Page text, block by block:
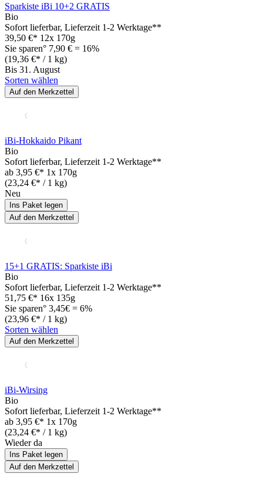
Sparkiste iBi 10+2 GRATIS
Bio
Sofort lieferbar, Lieferzeit 1-2 Werktage**
39,50 €* 12x 170g
Sie sparen° 7,90 € = 16%
(19,36 €* / 1 kg)
Bis 31. August
Sorten wählen
Auf den Merkzettel
iBi-Hokkaido Pikant
Bio
Sofort lieferbar, Lieferzeit 1-2 Werktage**
ab 3,95 €* 1x 170g
(23,24 €* / 1 kg)
Neu
Ins Paket legen
Auf den Merkzettel
15+1 GRATIS: Sparkiste iBi
Bio
Sofort lieferbar, Lieferzeit 1-2 Werktage**
51,75 €* 16x 135g
Sie sparen° 3,45€ = 6%
(23,96 €* / 1 kg)
Sorten wählen
Auf den Merkzettel
iBi-Wirsing
Bio
Sofort lieferbar, Lieferzeit 1-2 Werktage**
ab 3,95 €* 1x 170g
(23,24 €* / 1 kg)
Wieder da
Ins Paket legen
Auf den Merkzettel